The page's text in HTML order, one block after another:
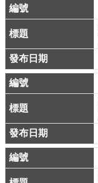
紹
業
務
資
訊
線
上
服
務
公